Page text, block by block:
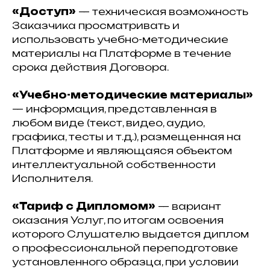
«Доступ» — техническая возможность
Заказчика просматривать и
использовать учебно-методические
материалы на Платформе в течение
срока действия Договора.
«Учебно-методические материалы»
— информация, представленная в
любом виде (текст, видео, аудио,
графика, тесты и т.д.), размещенная на
Платформе и являющаяся объектом
интеллектуальной собственности
Исполнителя.
«Тариф с Дипломом» — вариант
оказания Услуг, по итогам освоения
которого Слушателю выдается диплом
о профессиональной переподготовке
установленного образца, при условии